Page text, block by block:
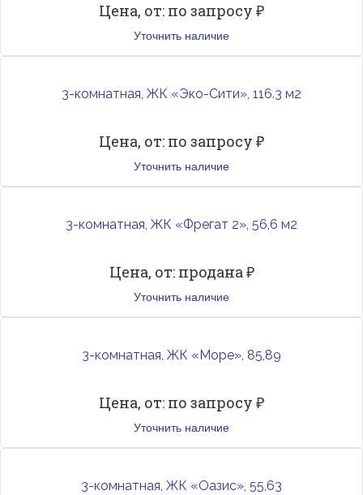
Цена, от: по запросу ₽
Уточнить наличие
3-комнатная, ЖК «Эко-Сити», 116.3 м2
Цена, от: по запросу ₽
Уточнить наличие
3-комнатная, ЖК «Фрегат 2», 56,6 м2
Цена, от: продана ₽
Уточнить наличие
3-комнатная, ЖК «Море», 85,89
Цена, от: по запросу ₽
Уточнить наличие
3-комнатная, ЖК «Оазис», 55,63